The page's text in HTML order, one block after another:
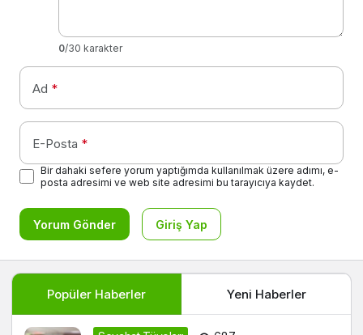
0/30 karakter
Ad *
E-Posta *
Bir dahaki sefere yorum yaptığımda kullanılmak üzere adımı, e-
posta adresimi ve web site adresimi bu tarayıcıya kaydet.
Yorum Gönder Giriş Yap
Popüler Haberler Yeni Haberler